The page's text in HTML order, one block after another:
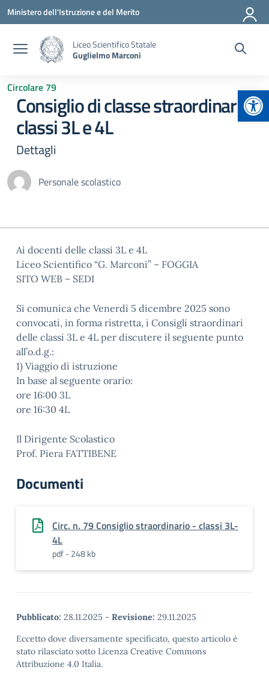
Vai ai contenuti
Vai al menu di navigazione
Vai al footer
Ministero dell'Istruzione e del Merito
Liceo Scientifico Statale
Guglielmo Marconi
Circolare 79
Consiglio di classe straordinario
classi 3L e 4L
Dettagli
Personale scolastico
Ai docenti delle classi 3L e 4L
Liceo Scientifico “G. Marconi” – FOGGIA
SITO WEB – SEDI
Si comunica che Venerdì 5 dicembre 2025 sono
convocati, in forma ristretta, i Consigli straordinari
delle classi 3L e 4L per discutere il seguente punto
all’o.d.g.:
1) Viaggio di istruzione
In base al seguente orario:
ore 16:00 3L
ore 16:30 4L
Il Dirigente Scolastico
Prof. Piera FATTIBENE
Documenti
Circ. n. 79 Consiglio straordinario - classi 3L-
4L
pdf - 248 kb
Pubblicato: 28.11.2025 - Revisione: 29.11.2025
Eccetto dove diversamente specificato, questo articolo è
stato rilasciato sotto Licenza Creative Commons
Attribuzione 4.0 Italia.